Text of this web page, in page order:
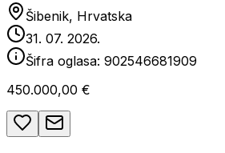
Šibenik, Hrvatska
31. 07. 2026.
Šifra oglasa: 902546681909
450.000,00 €